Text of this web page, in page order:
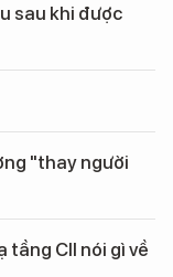
sau khi được
"thay người
tầng CII nói gì về